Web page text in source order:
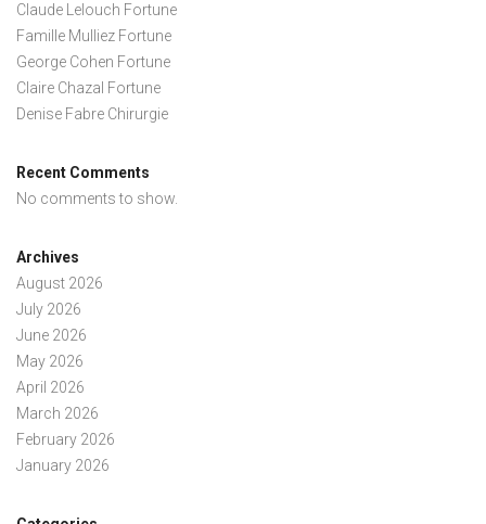
Claude Lelouch Fortune
Famille Mulliez Fortune
George Cohen Fortune
Claire Chazal Fortune
Denise Fabre Chirurgie
Recent Comments
No comments to show.
Archives
August 2026
July 2026
June 2026
May 2026
April 2026
March 2026
February 2026
January 2026